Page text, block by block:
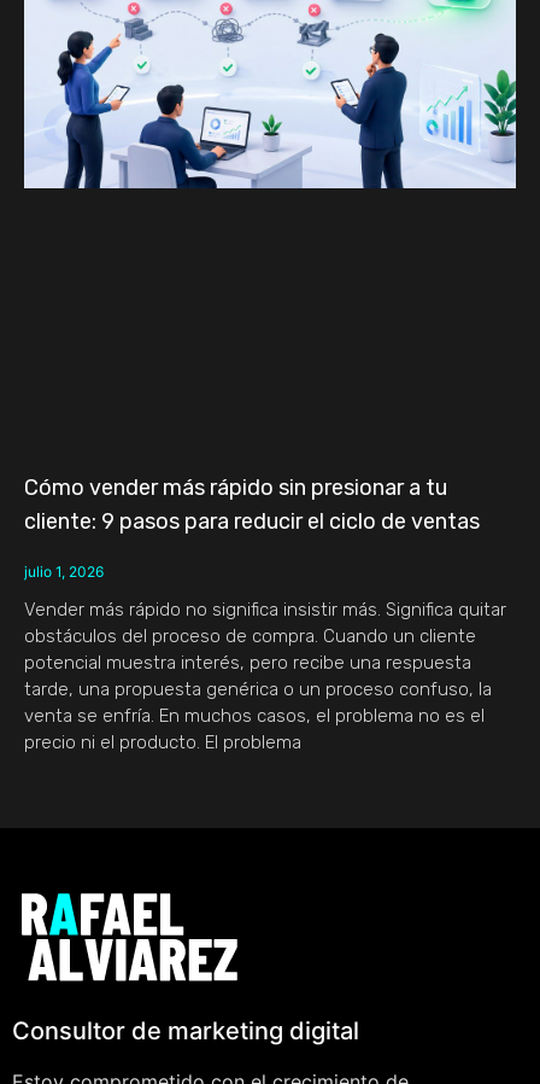
Cómo vender más rápido sin presionar a tu
cliente: 9 pasos para reducir el ciclo de ventas
julio 1, 2026
Vender más rápido no significa insistir más. Significa quitar
obstáculos del proceso de compra. Cuando un cliente
potencial muestra interés, pero recibe una respuesta
tarde, una propuesta genérica o un proceso confuso, la
venta se enfría. En muchos casos, el problema no es el
precio ni el producto. El problema
Consultor de marketing digital